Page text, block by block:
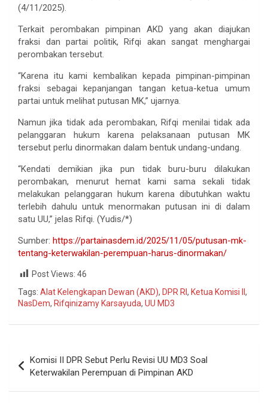
(4/11/2025).
Terkait perombakan pimpinan AKD yang akan diajukan
fraksi dan partai politik, Rifqi akan sangat menghargai
perombakan tersebut.
“Karena itu kami kembalikan kepada pimpinan-pimpinan
fraksi sebagai kepanjangan tangan ketua-ketua umum
partai untuk melihat putusan MK,” ujarnya.
Namun jika tidak ada perombakan, Rifqi menilai tidak ada
pelanggaran hukum karena pelaksanaan putusan MK
tersebut perlu dinormakan dalam bentuk undang-undang.
“Kendati demikian jika pun tidak buru-buru dilakukan
perombakan, menurut hemat kami sama sekali tidak
melakukan pelanggaran hukum karena dibutuhkan waktu
terlebih dahulu untuk menormakan putusan ini di dalam
satu UU,” jelas Rifqi. (Yudis/*)
Sumber: https://partainasdem.id/2025/11/05/putusan-mk-
tentang-keterwakilan-perempuan-harus-dinormakan/
Post Views: 46
Tags: Alat Kelengkapan Dewan (AKD), DPR RI , Ketua Komisi II ,
NasDem, Rifqinizamy Karsayuda, UU MD3
Komisi II DPR Sebut Perlu Revisi UU MD3 Soal
Keterwakilan Perempuan di Pimpinan AKD